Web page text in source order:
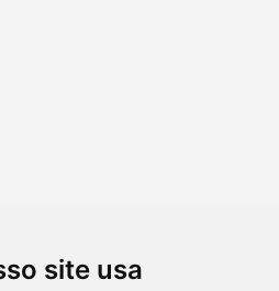
site usa